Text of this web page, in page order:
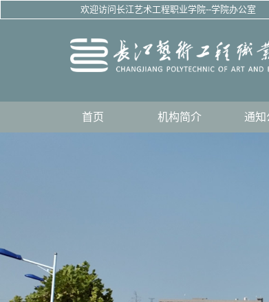
欢迎访问长江艺术工程职业学院--学院办公室
首页 机构简介 通知